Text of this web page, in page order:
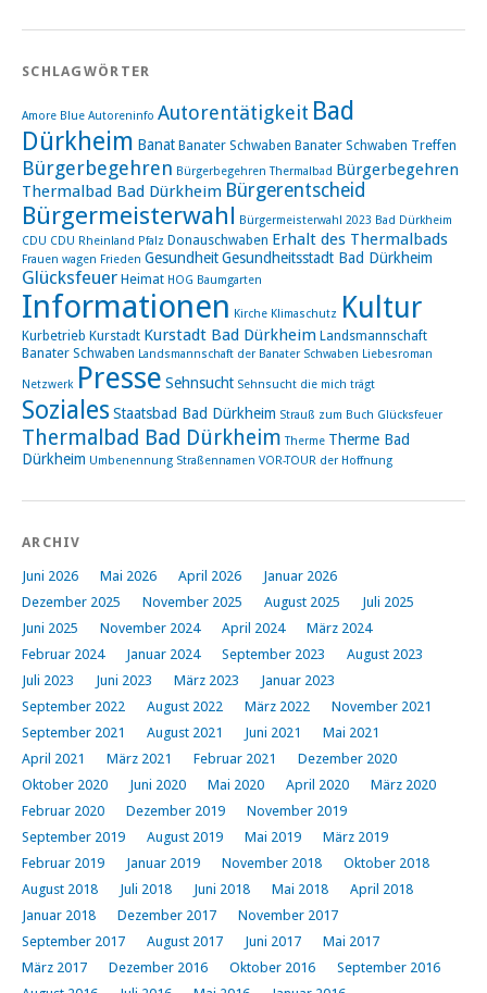
SCHLAGWÖRTER
Amore Blue Autoreninfo Autorentätigkeit Bad
Dürkheim Banat Banater Schwaben Banater Schwaben Treffen
Bürgerbegehren Bürgerbegehren Thermalbad Bürgerbegehren
Thermalbad Bad Dürkheim Bürgerentscheid
Bürgermeisterwahl Bürgermeisterwahl 2023 Bad Dürkheim
CDU CDU Rheinland Pfalz Donauschwaben Erhalt des Thermalbads
Frauen wagen Frieden GesundheitGesundheitsstadt Bad Dürkheim
Glücksfeuer Heimat HOG Baumgarten
Informationen Kirche Klimaschutz Kultur
Kurbetrieb Kurstadt Kurstadt Bad Dürkheim Landsmannschaft
Banater Schwaben Landsmannschaft der Banater Schwaben Liebesroman
Netzwerk Presse Sehnsucht Sehnsucht die mich trägt
Soziales Staatsbad Bad Dürkheim Strauß zum Buch Glücksfeuer
Thermalbad Bad Dürkheim Therme Therme Bad
Dürkheim Umbenennung Straßennamen VOR-TOUR der Hoffnung
ARCHIV
Juni 2026 Mai 2026 April 2026
Januar 2026
Dezember 2025
November 2025 August 2025
Juli 2025
Juni 2025
November 2024 April 2024
März 2024
Februar 2024
Januar 2024 September 2023
August 2023
Juli 2023
Juni 2023 März 2023
Januar 2023
September 2022
August 2022 März 2022
November 2021
September 2021
August 2021 Juni 2021
Mai 2021
April 2021
März 2021 Februar 2021
Dezember 2020
Oktober 2020
Juni 2020 Mai 2020 April 2020
März 2020
Februar 2020
Dezember 2019
November 2019
September 2019
August 2019 Mai 2019
März 2019
Februar 2019
Januar 2019 November 2018
Oktober 2018
August 2018
Juli 2018 Juni 2018 Mai 2018
April 2018
Januar 2018
Dezember 2017
November 2017
September 2017
August 2017 Juni 2017
Mai 2017
März 2017
Dezember 2016 Oktober 2016
September 2016